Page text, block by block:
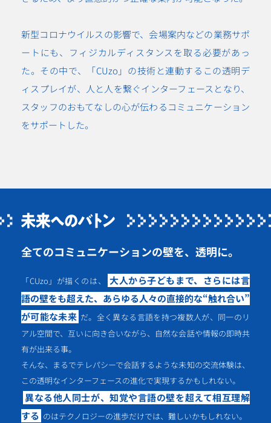
新型コロナウイルスの影響で、会場案内などの業務サポ
ートにも、フィジカルディスタンスを取る必要があっ
た。その中で、「CUzo」の技術と連動するこの透明デ
ィスプレイが、人と人を繋ぐインターフェースとなり、
スタッフのおもてなしの心が伝わるコミュニケーション
をサポートした。
全てのコミュニケーションの壁を、透明に。
「CUzo」が描くのは、
大人から子どもまで、さらには言
語の壁をも超えた、あらゆる人々の直接的な“触れ合い”
が可能な未来 だ。全く異なる言語を持つ複数人が、同一のリ
アル空間で、互いに向き合いながら、自然な会話や情報の即時共
有が出来る事。
そんな、まるでテレパシーで会話するような未知の交流体験は、
この透明なインターフェースの進化で実現するかもしれない。
異なる他人同士が、知覚や言語の壁を超えて相互理解
する のはテクノロジーの進歩だけでは、難しいかもしれない。